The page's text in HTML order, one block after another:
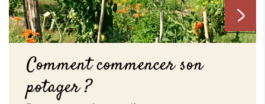
Comment commencer son
potager ?